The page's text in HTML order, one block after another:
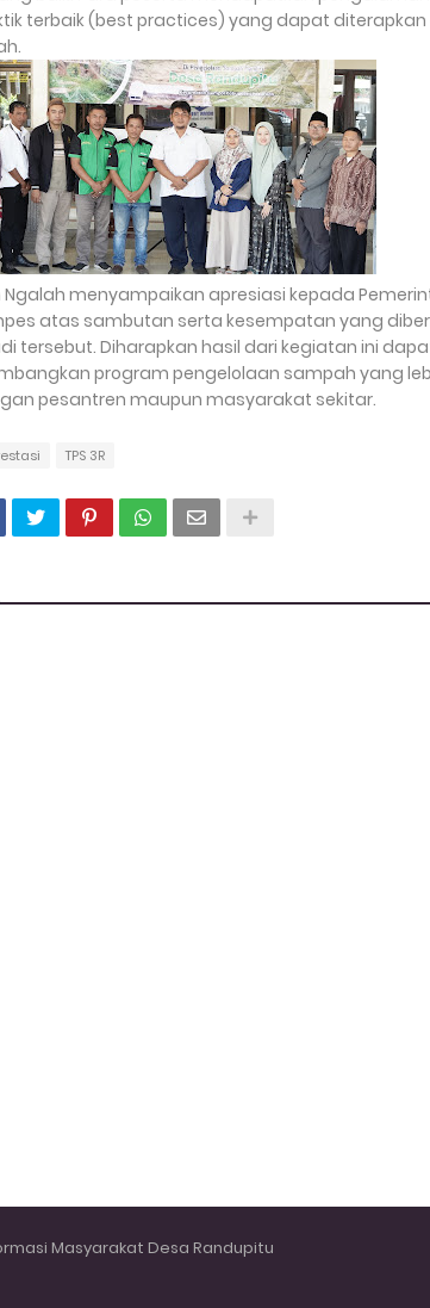
terbaik (best practices) yang dapat diterapkan
Ngalah menyampaikan apresiasi kepada
atas sambutan serta kesempatan yang
tersebut. Diharapkan hasil dari kegiatan ini
program pengelolaan sampah yang
pesantren maupun masyarakat sekitar.
TPS 3R
Masyarakat Desa Randupitu